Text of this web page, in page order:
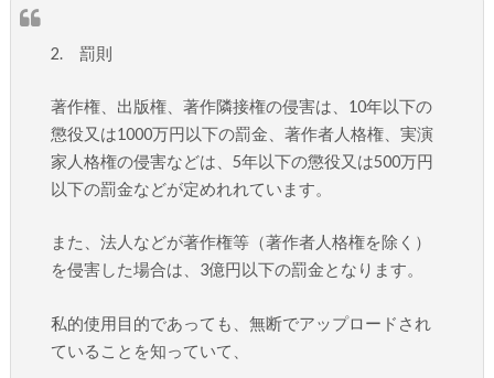
2. 罰則
著作権、出版権、著作隣接権の侵害は、10年以下の
懲役又は1000万円以下の罰金、著作者人格権、実演
家人格権の侵害などは、5年以下の懲役又は500万円
以下の罰金などが定めれれています。
また、法人などが著作権等（著作者人格権を除く）
を侵害した場合は、3億円以下の罰金となります。
私的使用目的であっても、無断でアップロードされ
ていることを知っていて、